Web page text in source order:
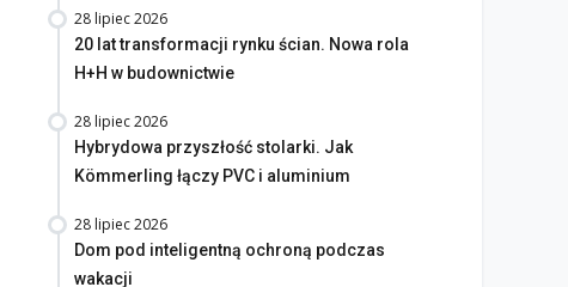
zwrócić uwagę przed
zakupem
13 lipiec 2026
nowy film wizerunkowy
28 lipiec 2026
20 lat transformacji rynku ścian. Nowa rola
H+H w budownictwie
28 lipiec 2026
Hybrydowa przyszłość stolarki. Jak
Kömmerling łączy PVC i aluminium
28 lipiec 2026
Dom pod inteligentną ochroną podczas
wakacji